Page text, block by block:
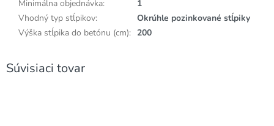
Minimálna objednávka:
1
Vhodný typ stĺpikov:
Okrúhle pozinkované stĺpiky
Výška stĺpika do betónu (cm): 200
Súvisiaci tovar